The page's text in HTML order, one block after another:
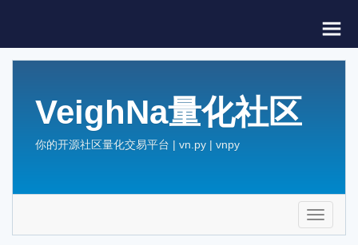
VeighNa量化社区
你的开源社区量化交易平台 | vn.py | vnpy
Toggle